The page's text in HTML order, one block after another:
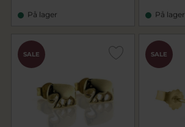
På lager På lager
SALE SALE